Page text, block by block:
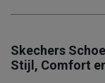
Skechers
Stijl, Comfort